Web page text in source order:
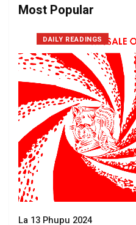
Most Popular
DAILY READINGS
La 13 Phupu 2024